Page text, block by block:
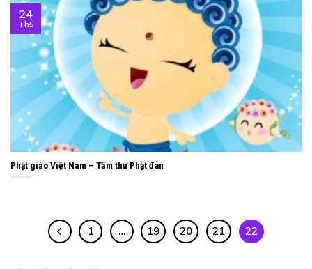
Phật giáo Việt Nam – Tâm thư Phật đản
24
Th5
1 … 19 20 21 22